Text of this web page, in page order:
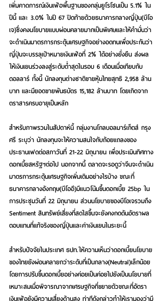
เพิ่มคาดการณ์เงินเฟ้อพื้นฐานของกลุ่มยูโรโซนเป็น 5.1% ใน
ปีนี้ และ 3.0% ในปี 67 ปิดท้ายด้วยธนาคารกลางญี่ปุ่น(บีโอ
เจ)ซึ่งคงนโยบายแบบผ่อนคลายมากเป็นพิเศษและให้คำมั่นว่า
จะดำเนินมาตรการกระตุ้นเศรษฐกิจอย่างอดทนเพื่อประกันว่า
ญี่ปุ่นจะบรรลุเป้าหมายเงินเฟ้อที่ 2% ได้อย่างยั่งยืน ส่งผล
ให้เงินเยนร่วงลงสู่ระดับต่ำสุดในรอบ 6 เดือนเมื่อเทียบกับ
ดอลลาร์ ทั้งนี้ นักลงทุนต่างชาติขายหุ้นไทยสุทธิ 2,958 ล้าน
บาท และมียอดขายพันธบัตร 15,182 ล้านบาท โดยเกิดจาก
ตราสารครบอายุเป็นหลัก
สำหรับภาพรวมในสัปดาห์นี้ กลุ่มงานโกลบอลมาร์เก็ตส์ กรุง
ศรี ระบุว่า นักลงทุนจะให้ความสนใจกับถ้อยแถลงของ
ประธานเฟดต่อสภาวันที่ 21-22 มิถุนายน เพื่อประเมินทิศทาง
ดอกเบี้ยสหรัฐฯต่อไป นอกจากนี้ ตลาดจะรอดูว่าจีนจะดำเนิน
มาตรการกระตุ้นเศรษฐกิจเพิ่มเติมอย่างไรบ้าง ขณะที่
ธนาคารกลางอังกฤษ(บีโออี)มีแนวโน้มขึ้นดอกเบี้ย 25bp ใน
การประชุมวันที่ 22 มิถุนายน ส่วนนโยบายของบีโอเจรวมถึง
Sentiment สินทรัพย์เสี่ยงที่สดใสขึ้นจะยังคงกดดันอัตราผล
ตอบแทนที่แท้จริงของญี่ปุ่นและค่าเงินเยนในระยะนี้
สำหรับปัจจัยในประเทศ ธปท.ให้ความเห็นว่าดอกเบี้ยนโยบาย
ของไทยยังผ่อนคลายกว่าระดับที่เป็นกลาง(Neutral)เล็กน้อย
โดยการปรับขึ้นดอกเบี้ยอย่างค่อยเป็นค่อยไปยังเป็นนโยบายที่
เหมาะสมเมื่อพิจารณาจากเศรษฐกิจที่ขยายตัวขณะที่อัตรา
เงินเฟ้อยังมีความเสี่ยงด้านสูง ท่าทีดังกล่าวทำให้เรามองว่ามี